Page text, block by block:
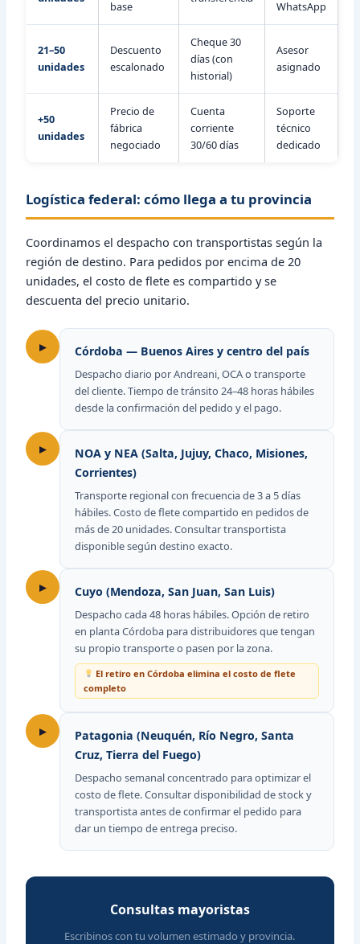
base
WhatsApp
21–50
unidades
Descuento
escalonado
Cheque 30
días (con
historial)
Asesor
asignado
+50
unidades
Precio de
fábrica
negociado
Cuenta
corriente
30/60 días
Soporte
técnico
dedicado
Logística federal: cómo llega a tu provincia
Coordinamos el despacho con transportistas según la
región de destino. Para pedidos por encima de 20
unidades, el costo de flete es compartido y se
descuenta del precio unitario.
▸ Córdoba — Buenos Aires y centro del país
Despacho diario por Andreani, OCA o transporte
del cliente. Tiempo de tránsito 24–48 horas hábiles
desde la confirmación del pedido y el pago.
▸
NOA y NEA (Salta, Jujuy, Chaco, Misiones,
Corrientes)
Transporte regional con frecuencia de 3 a 5 días
hábiles. Costo de flete compartido en pedidos de
más de 20 unidades. Consultar transportista
disponible según destino exacto.
▸ Cuyo (Mendoza, San Juan, San Luis)
Despacho cada 48 horas hábiles. Opción de retiro
en planta Córdoba para distribuidores que tengan
su propio transporte o pasen por la zona.
El retiro en Córdoba elimina el costo de flete
completo
▸
Patagonia (Neuquén, Río Negro, Santa
Cruz, Tierra del Fuego)
Despacho semanal concentrado para optimizar el
costo de flete. Consultar disponibilidad de stock y
transportista antes de confirmar el pedido para
dar un tiempo de entrega preciso.
Consultas mayoristas
Escribinos con tu volumen estimado y provincia.